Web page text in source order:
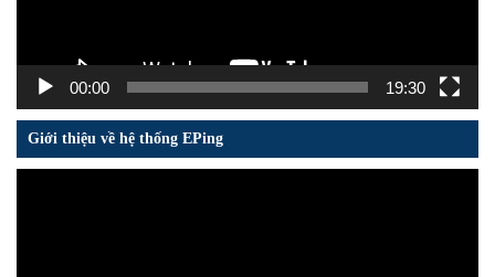
00:00 19:30
Giới thiệu về hệ thống EPing